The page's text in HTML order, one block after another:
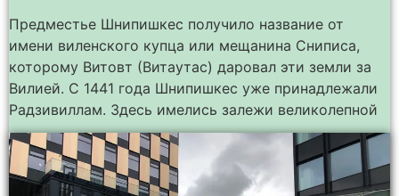
Предместье Шнипишкес получило название от
имени виленского купца или мещанина Сниписа,
которому Витовт (Витаутас) даровал эти земли за
Вилией. С 1441 года Шнипишкес уже принадлежали
Радзивиллам. Здесь имелись залежи великолепной